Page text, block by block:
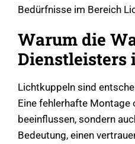
Bedürfnisse im Bereich
Warum die
Lichtkuppeln sind
Eine fehlerhafte Montage
beeinflussen, sondern
Bedeutung, einen